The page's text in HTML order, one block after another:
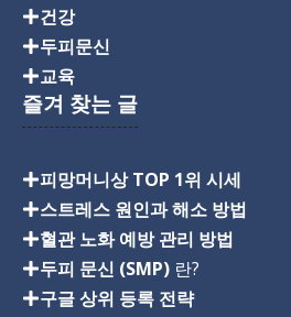
건강
두피문신
교육
즐겨 찾는 글
피망머니상 TOP 1위 시세
스트레스 원인과 해소 방법
혈관 노화 예방 관리 방법
두피 문신 (SMP) 란?
구글 상위 등록 전략